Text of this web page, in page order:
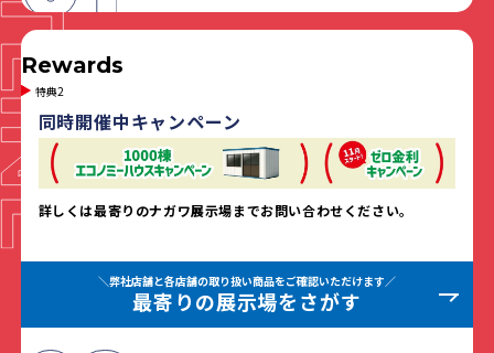
Rewards
特典2
同時開催中キャンペーン
詳しくは最寄りのナガワ展示場までお問い合わせください。
＼弊社店舗と各店舗の取り扱い商品をご確認いただけます／
最寄りの展示場をさがす